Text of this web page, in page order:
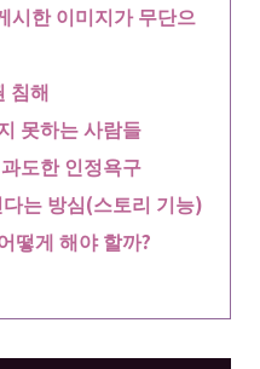
시한 이미지가 무단으
침해
못하는 사람들
도한 인정욕구
는 방심(스토리 기능)
떻게 해야 할까?